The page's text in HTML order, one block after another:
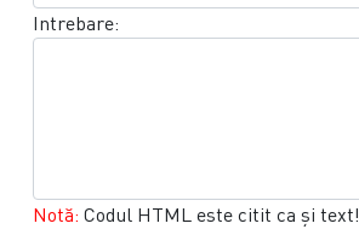
Intrebare:
Notă: Codul HTML este citit ca şi text!